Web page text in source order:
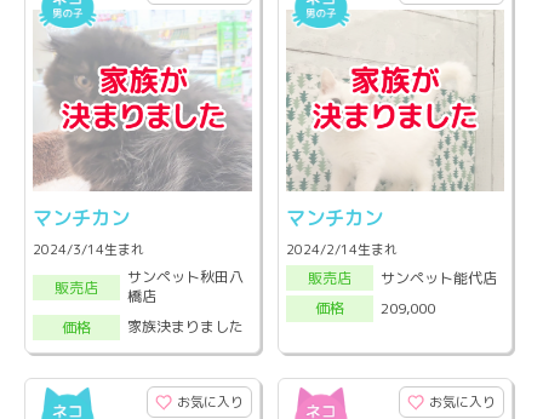
マンチカン
2024/3/14生まれ
販売店
サンペット秋田八
橋店
価格
家族決まりました
マンチカン
2024/2/14生まれ
販売店
サンペット能代店
価格
209,000
お気に入り お気に入り